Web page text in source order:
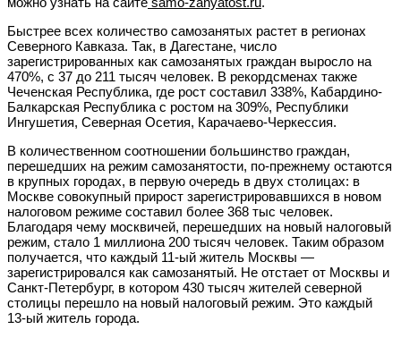
Быстрее всех количество самозанятых растет в регионах
Северного Кавказа. Так, в Дагестане, число
зарегистрированных как самозанятых граждан выросло на
470%, с 37 до 211 тысяч человек. В рекордсменах также
Чеченская Республика, где рост составил 338%, Кабардино-
Балкарская Республика с ростом на 309%, Республики
Ингушетия, Северная Осетия, Карачаево-Черкессия.
В количественном соотношении большинство граждан,
перешедших на режим самозанятости, по-прежнему остаются
в крупных городах, в первую очередь в двух столицах: в
Москве совокупный прирост зарегистрировавшихся в новом
налоговом режиме составил более 368 тыс человек.
Благодаря чему москвичей, перешедших на новый налоговый
режим, стало 1 миллиона 200 тысяч человек. Таким образом
получается, что каждый 11-ый житель Москвы —
зарегистрировался как самозанятый. Не отстает от Москвы и
Санкт-Петербург, в котором 430 тысяч жителей северной
столицы перешло на новый налоговый режим. Это каждый
13-ый житель города.